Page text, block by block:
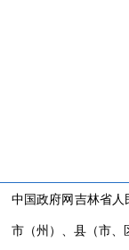
中国政府网吉林省人
市（州）、县（市、